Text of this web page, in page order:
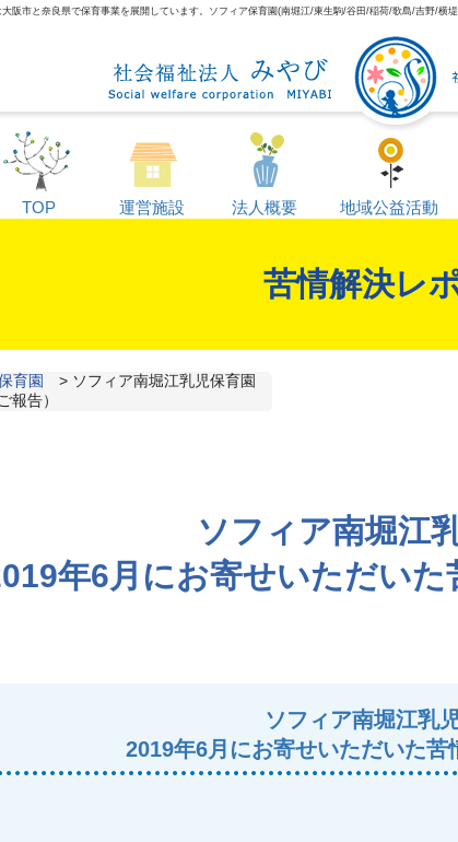
阪市と奈良県で保育事業を展開しています。ソフィア保育園(南堀江/東生駒/谷田/稲荷/歌島/吉野/横
TOP 運営施設 法人概要 地域公益活動
苦情解決レ
育園 > ソフィア南堀江乳児保育園
報告）
ソフィア南堀江
年6月にお寄せいただいた
ソフィア南堀江乳
2019年6月にお寄せいただいた苦